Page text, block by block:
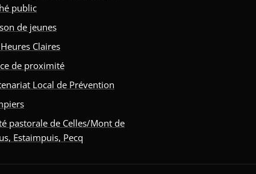
public
de jeunes
Claires
de proximité
Local de Prévention
pastorale de Celles/Mont de
Estaimpuis, Pecq